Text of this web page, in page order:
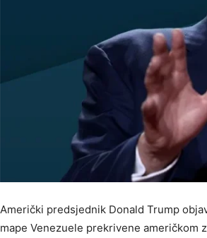
Američki predsjednik Donald Trump
mape Venezuele prekrivene američkom